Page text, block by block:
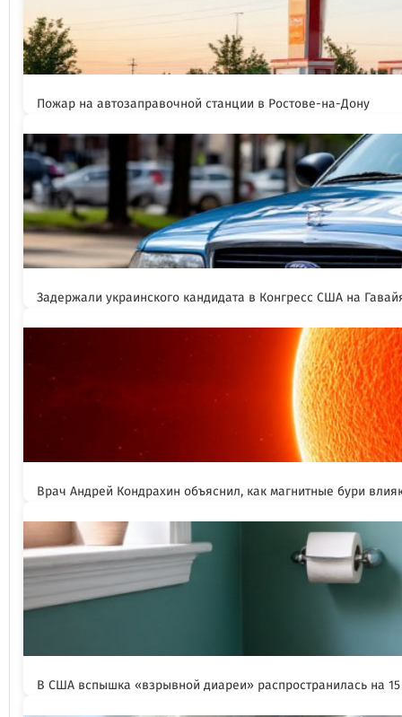
Пожар на автозаправочной станции в Ростове-на-Дону
Задержали украинского кандидата в Конгресс США на
Врач Андрей Кондрахин объяснил, как магнитные бури
В США вспышка «взрывной диареи» распространилась на